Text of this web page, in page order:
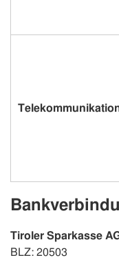
Tiroler Sparkasse
BLZ: 20503